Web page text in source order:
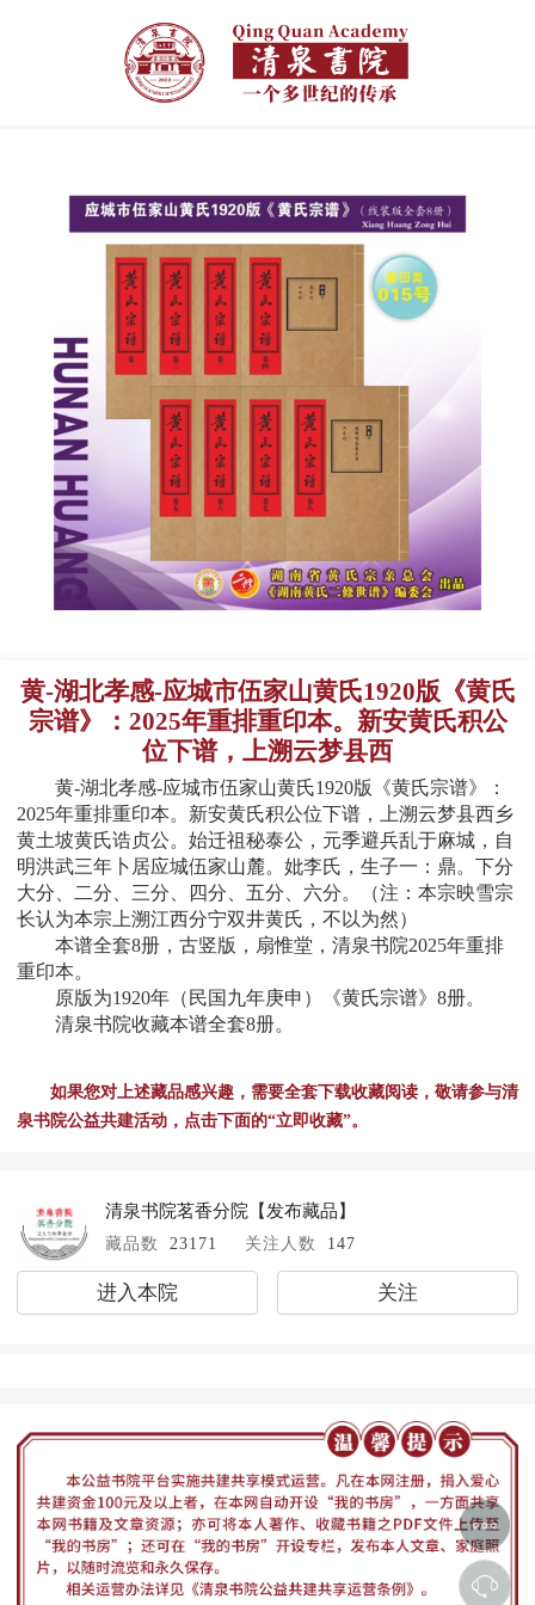
黄-湖北孝感-应城市伍家山黄氏1920版《黄氏
宗谱》：2025年重排重印本。新安黄氏积公
位下谱，上溯云梦县西
黄-湖北孝感-应城市伍家山黄氏1920版《黄氏宗谱》：
2025年重排重印本。新安黄氏积公位下谱，上溯云梦县西乡
黄土坡黄氏诰贞公。始迁祖秘泰公，元季避兵乱于麻城，自
明洪武三年卜居应城伍家山麓。妣李氏，生子一：鼎。下分
大分、二分、三分、四分、五分、六分。（注：本宗映雪宗
长认为本宗上溯江西分宁双井黄氏，不以为然）
本谱全套8册，古竖版，扇惟堂，清泉书院2025年重排
重印本。
原版为1920年（民国九年庚申）《黄氏宗谱》8册。
清泉书院收藏本谱全套8册。
如果您对上述藏品感兴趣，需要全套下载收藏阅读，敬请参与清
泉书院公益共建活动，点击下面的“立即收藏”。
清泉书院茗香分院 【发布藏品】
藏品数 23171 关注人数 147
进入本院 关注